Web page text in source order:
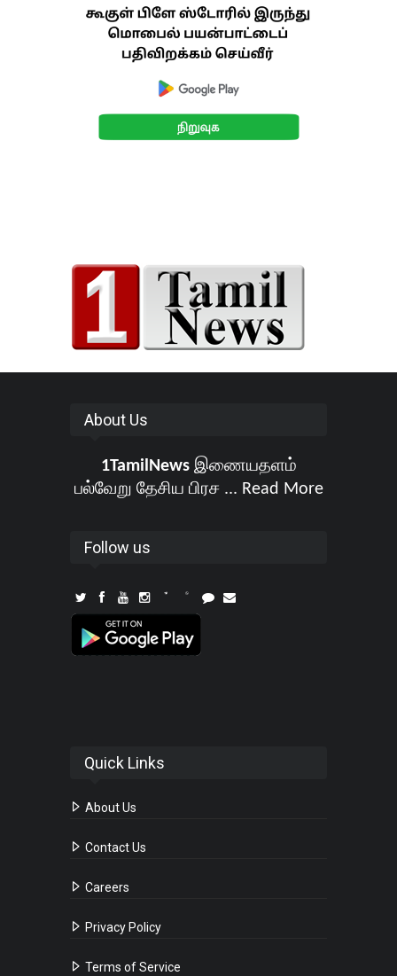
About Us
1TamilNewsஇணையதளம்
பல்வேறு தேசிய பிரச ... Read More
Follow us
Quick Links
About Us
Contact Us
Careers
Privacy Policy
Terms of Service